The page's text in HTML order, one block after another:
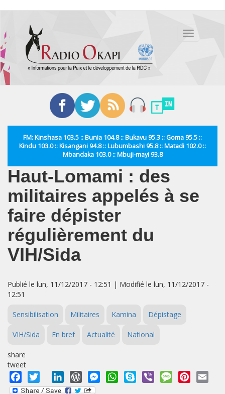
contenu
principal
Toggle
FM: Kinshasa 103.5 :: Bunia 104.8 :: Bukavu 95.3 :: Goma 95.5 ::
Kindu 103.0 :: Kisangani 94.8 :: Lubumbashi 95.8 :: Matadi 102.0 ::
Mbandaka 103.0 :: Mbuji-mayi 93.8
Haut-Lomami : des
militaires appelés à se
faire dépister
régulièrement du
VIH/Sida
Publié le lun, 11/12/2017 - 12:51 | Modifié le lun, 11/12/2017 -
12:51
Sensibilisation Militaires Kamina Dépistage
VIH/Sida En bref Actualité National
share
tweet
Facebook
Twitter LinkedInWordPressMessengerWhatsApp
Skype Viber MessagePinterest